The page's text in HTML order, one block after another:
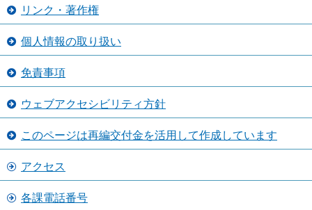
リンク・著作権
個人情報の取り扱い
免責事項
ウェブアクセシビリティ方針
このページは再編交付金を活用して作成しています
アクセス
各課電話番号